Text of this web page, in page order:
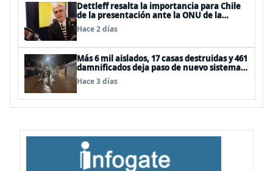
Dettleff resalta la importancia para Chile
de la presentación ante la ONU de la
Plataforma Continental Extendida del
Archipiélago Juan Fernández
Hace 2 días
Más 6 mil aislados, 17 casas destruidas y 461
damnificados deja paso de nuevo sistema
frontal
Hace 3 días